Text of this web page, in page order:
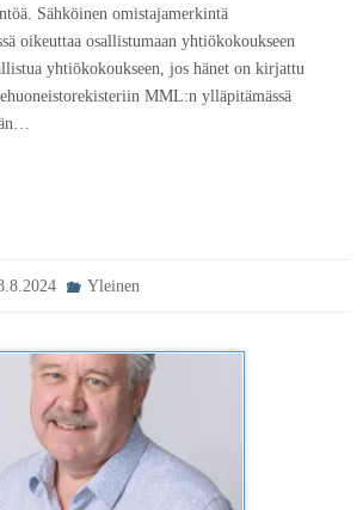
Sähköinen omistajamerkintä
oikeuttaa osallistumaan yhtiökokoukseen
yhtiökokoukseen, jos hänet on kirjattu
MML:n ylläpitämässä
Yleinen